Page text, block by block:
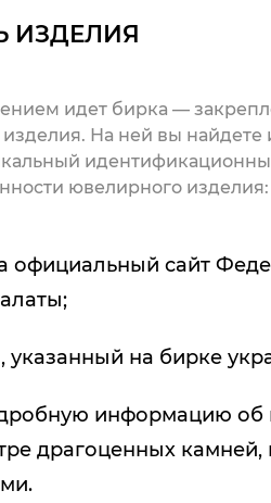
ИЗДЕЛИЯ
идет бирка —
изделия. На ней вы
ювелирного изделия:
официальный сайт
указанный на бирке
информацию об
драгоценных камней,